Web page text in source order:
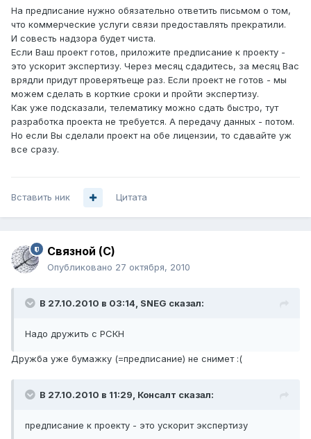
На предписание нужно обязательно ответить письмом о том,
что коммерческие услуги связи предоставлять прекратили.
И совесть надзора будет чиста.
Если Ваш проект готов, приложите предписание к проекту -
это ускорит экспертизу. Через месяц сдадитесь, за месяц Вас
врядли придут проверятьеще раз. Если проект не готов - мы
можем сделать в корткие сроки и пройти экспертизу.
Как уже подсказали, телематику можно сдать быстро, тут
разработка проекта не требуется. А передачу данных - потом.
Но если Вы сделали проект на обе лицензии, то сдавайте уж
все сразу.
Вставить ник Цитата
Связной (С)
Опубликовано 27 октября, 2010
В 27.10.2010 в 03:14, SNEG сказал:
Надо дружить с РСКН
Дружба уже бумажку (=предписание) не снимет :(
В 27.10.2010 в 11:29, Консалт сказал:
предписание к проекту - это ускорит экспертизу